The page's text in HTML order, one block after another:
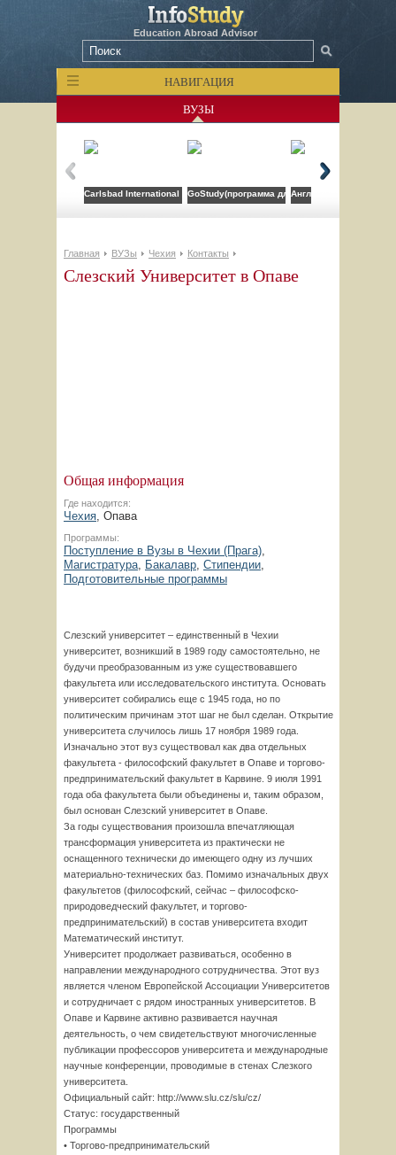
Education Abroad Advisor
НАВИГАЦИЯ
ВУЗЫ
Carlsbad International SchoolGoStudy(программа для врачей)Англо-американский
Главная ВУЗы Чехия Контакты
Слезский Университет в Опаве
Общая информация
Где находится:
Чехия, Опава
Программы:
Поступление в Вузы в Чехии (Прага),
Магистратура, Бакалавр, Стипендии,
Подготовительные программы
Слезский университет – единственный в Чехии
университет, возникший в 1989 году самостоятельно, не
будучи преобразованным из уже существовавшего
факультета или исследовательского института. Основать
университет собирались еще с 1945 года, но по
политическим причинам этот шаг не был сделан. Открытие
университета случилось лишь 17 ноября 1989 года.
Изначально этот вуз существовал как два отдельных
факультета - философский факультет в Опаве и торгово-
предпринимательский факультет в Карвине. 9 июля 1991
года оба факультета были объединены и, таким образом,
был основан Слезский университет в Опаве.
За годы существования произошла впечатляющая
трансформация университета из практически не
оснащенного технически до имеющего одну из лучших
материально-технических баз. Помимо изначальных двух
факультетов (философский, сейчас – философско-
природоведческий факультет, и торгово-
предпринимательский) в состав университета входит
Математический институт.
Университет продолжает развиваться, особенно в
направлении международного сотрудничества. Этот вуз
является членом Европейской Ассоциации Университетов
и сотрудничает с рядом иностранных университетов. В
Опаве и Карвине активно развивается научная
деятельность, о чем свидетельствуют многочисленные
публикации профессоров университета и международные
научные конференции, проводимые в стенах Слезкого
университета.
Официальный сайт: http://www.slu.cz/slu/cz/
Cтатус: государственный
Программы
• Торгово-предпринимательский